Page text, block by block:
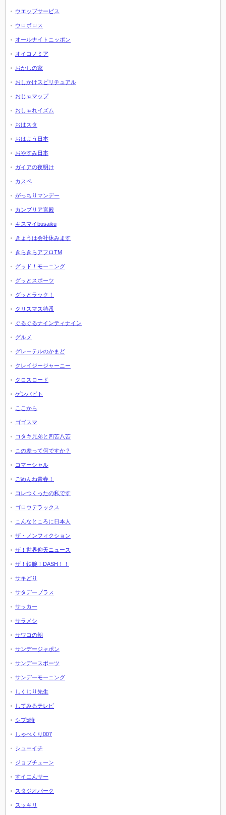
ウエッブサービス
ウロボロス
オールナイトニッポン
オイコノミア
おかしの家
おしかけスピリチュアル
おじゃマップ
おしゃれイズム
おはスタ
おはよう日本
おやすみ日本
ガイアの夜明け
カスペ
がっちりマンデー
カンブリア宮殿
キスマイbusaiku
きょうは会社休みます
きらきらアフロTM
グッド！モーニング
グッとスポーツ
グッとラック！
クリスマス特番
ぐるぐるナインティナイン
グルメ
グレーテルのかまど
クレイジージャーニー
クロスロード
ゲンバビト
ここから
ゴゴスマ
コタキ兄弟と四苦八苦
この差って何ですか？
コマーシャル
ごめんね青春！
コレつくったの私です
ゴロウデラックス
こんなところに日本人
ザ・ノンフィクション
ザ！世界仰天ニュース
ザ！鉄腕！DASH！！
サキどり
サタデープラス
サッカー
サラメシ
サワコの朝
サンデージャポン
サンデースポーツ
サンデーモーニング
しくじり先生
してみるテレビ
シブ5時
しゃべくり007
シューイチ
ジョブチューン
すイエんサー
スタジオパーク
スッキリ